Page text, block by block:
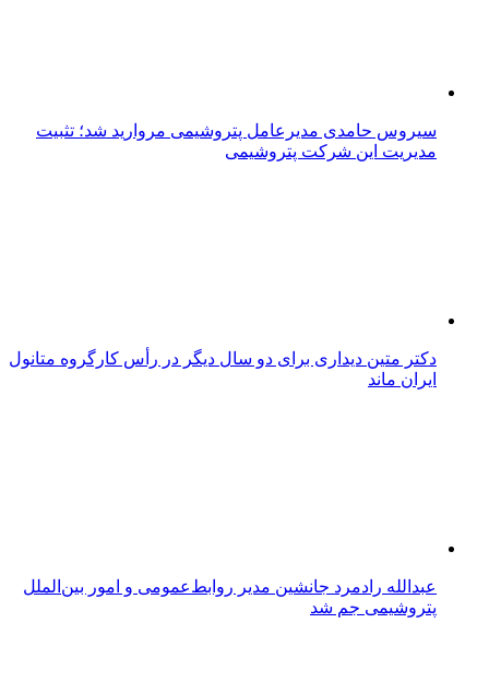
سیروس حامدی مدیرعامل پتروشیمی مروارید شد؛ تثبیت
مدیریت این شرکت پتروشیمی
دکتر متین دیداری برای دو سال دیگر در رأس کارگروه متانول
ایران ماند
عبدالله رادمرد جانشین مدیر روابط‌عمومی و امور بین‌الملل
پتروشیمی جم شد